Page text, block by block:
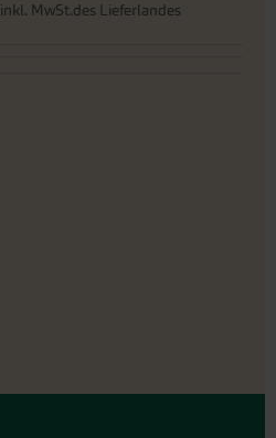
inkl. MwSt.des Lieferlandes